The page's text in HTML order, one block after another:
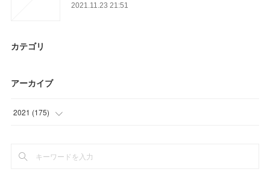
2021.11.23 21:51
カテゴリ
アーカイブ
2021 (175)
(